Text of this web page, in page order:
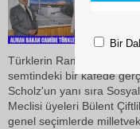
Türklerin Ramazan
semtindeki bir kafede
Scholz'un yanı sıra
Meclisi üyeleri Bülent
genel seçimlerde
Bir